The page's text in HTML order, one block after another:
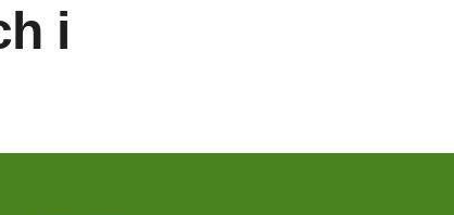
i